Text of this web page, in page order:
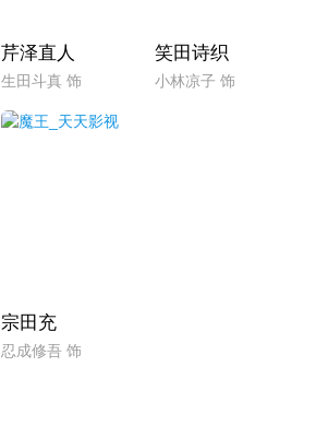
芹泽直人
生田斗真 饰
笑田诗织
小林凉子 饰
宗田充
忍成修吾 饰